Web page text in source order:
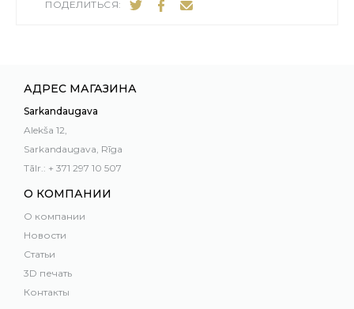
ПОДЕЛИТЬСЯ:
АДРЕС МАГАЗИНА
Sarkandaugava
Alekša 12,
Sarkandaugava, Rīga
Tālr.: + 371 297 10 507
О КОМПАНИИ
О компании
Новости
Статьи
3D печать
Контакты